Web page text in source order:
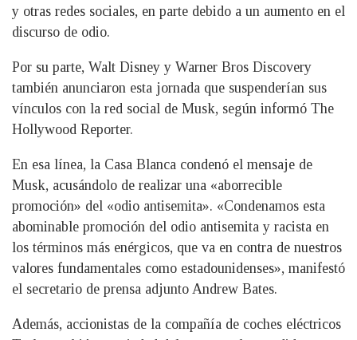
y otras redes sociales, en parte debido a un aumento en el
discurso de odio.
Por su parte, Walt Disney y Warner Bros Discovery
también anunciaron esta jornada que suspenderían sus
vínculos con la red social de Musk, según informó The
Hollywood Reporter.
En esa línea, la Casa Blanca condenó el mensaje de
Musk, acusándolo de realizar una «aborrecible
promoción» del «odio antisemita». «Condenamos esta
abominable promoción del odio antisemita y racista en
los términos más enérgicos, que va en contra de nuestros
valores fundamentales como estadounidenses», manifestó
el secretario de prensa adjunto Andrew Bates.
Además, accionistas de la compañía de coches eléctricos